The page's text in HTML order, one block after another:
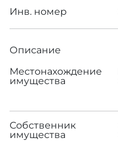
Инв. номер
Описание
Местонахождение
имущества
Собственник
имущества